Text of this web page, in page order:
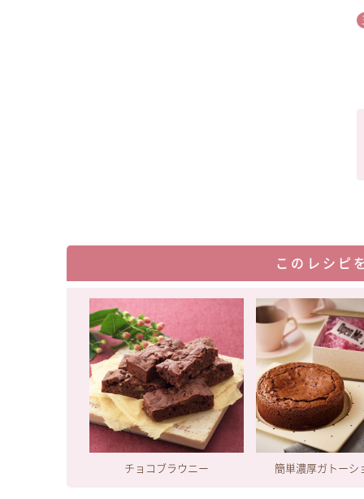
このレシピ
チョコブラウニー 簡単濃厚ガトーシ